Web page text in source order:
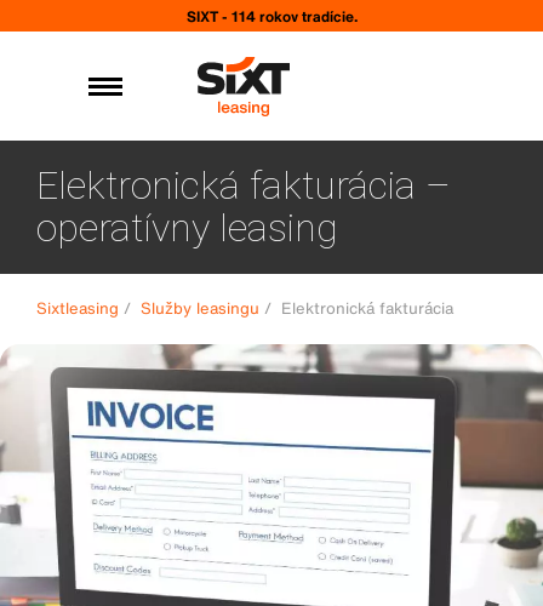
SIXT - 114 rokov tradície.
Elektronická fakturácia –
operatívny leasing
Sixtleasing / Služby leasingu / Elektronická fakturácia